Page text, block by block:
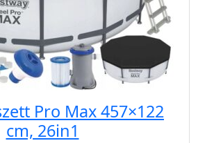
Pro Max 457×122
cm, 26in1